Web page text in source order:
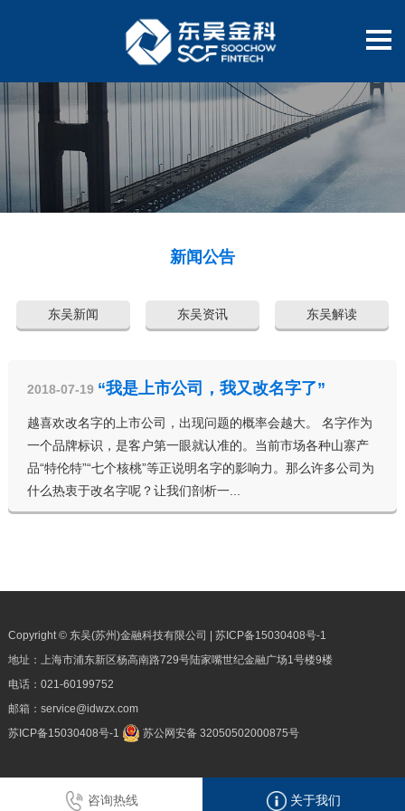
新闻公告
东吴新闻 东吴资讯 东吴解读
2018-07-19 “我是上市公司，我又改名字了”
越喜欢改名字的上市公司，出现问题的概率会越大。 名字作为
一个品牌标识，是客户第一眼就认准的。当前市场各种山寨产
品“特伦特”“七个核桃”等正说明名字的影响力。那么许多公司为
什么热衷于改名字呢？让我们剖析一...
Copyright © 东吴(苏州)金融科技有限公司 | 苏ICP备15030408号-1
地址：上海市浦东新区杨高南路729号陆家嘴世纪金融广场1号楼9楼
电话： 021-60199752
邮箱： service@idwzx.com
苏ICP备15030408号-1
苏公网安备 32050502000875号
咨询热线 关于我们